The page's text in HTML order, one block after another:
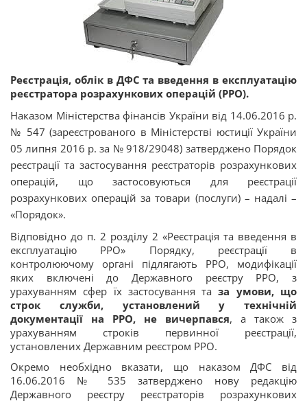
Реєстрація, облік в ДФС та введення в експлуатацію
реєстратора розрахункових операцій (РРО).
Наказом Міністерства фінансів України від 14.06.2016 р.
№ 547 (зареєстрованого в Міністерстві юстиції України
05 липня 2016 р. за № 918/29048) затверджено Порядок
реєстрації та застосування реєстраторів розрахункових
операцій, що застосовуються для реєстрації
розрахункових операцій за товари (послуги) – надалі –
«Порядок».
Відповідно до п. 2 розділу 2 «Реєстрація та введення в
експлуатацію РРО» Порядку, реєстрації в
контролюючому органі підлягають РРО, модифікації
яких включені до Державного реєстру РРО, з
урахуванням сфер їх застосування таза умови, що
строк служби, установлений у технічній
документації на РРО, не вичерпався, а також з
урахуванням строків первинної реєстрації,
установлених Державним реєстром РРО.
Окремо необхідно вказати, що наказом ДФС від
16.06.2016 № 535 затверджено нову редакцію
Державного реєстру реєстраторів розрахункових